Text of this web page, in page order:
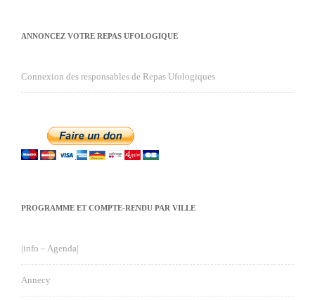
ANNONCEZ VOTRE REPAS UFOLOGIQUE
Connexion des responsables de Repas Ufologiques
PROGRAMME ET COMPTE-RENDU PAR VILLE
|info – Agenda|
Annecy